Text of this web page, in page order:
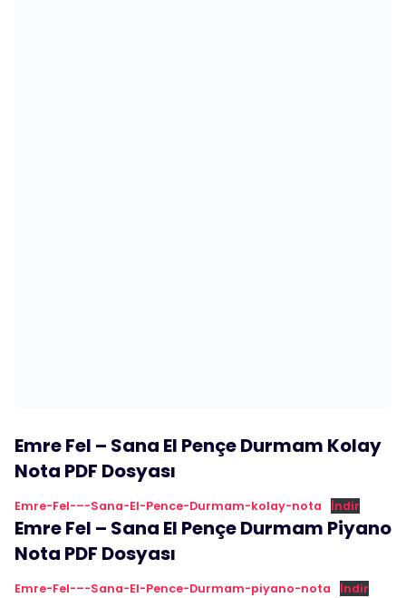
Emre Fel – Sana El Pençe Durmam Kolay
Nota PDF Dosyası
Emre-Fel-–-Sana-El-Pence-Durmam-kolay-nota İndir
Emre Fel – Sana El Pençe Durmam Piyano
Nota PDF Dosyası
Emre-Fel-–-Sana-El-Pence-Durmam-piyano-nota İndir